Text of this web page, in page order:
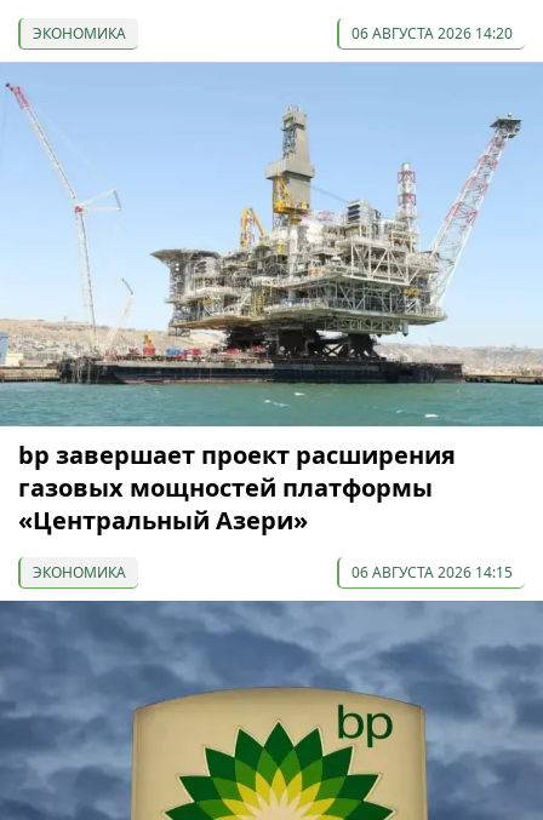
ЭКОНОМИКА 06 АВГУСТА 2026 14:20
bp завершает проект расширения
газовых мощностей платформы
«Центральный Азери»
ЭКОНОМИКА 06 АВГУСТА 2026 14:15